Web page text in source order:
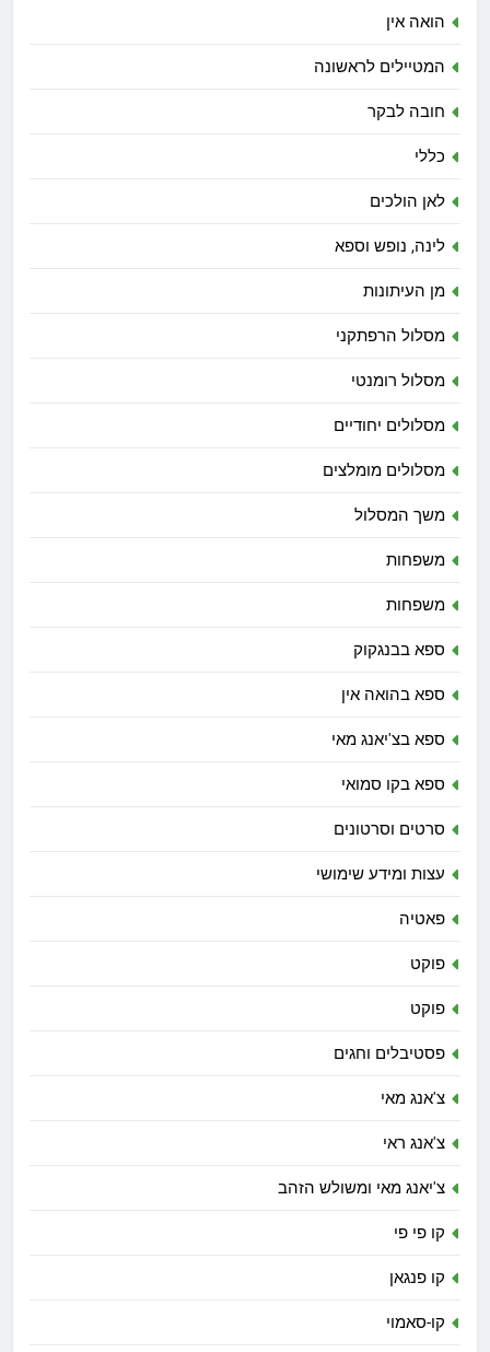
הואה אין
המטיילים לראשונה
חובה לבקר
כללי
לאן הולכים
לינה, נופש וספא
מן העיתונות
מסלול הרפתקני
מסלול רומנטי
מסלולים יחודיים
מסלולים מומלצים
משך המסלול
משפחות
משפחות
ספא בבנגקוק
ספא בהואה אין
ספא בצ'יאנג מאי
ספא בקו סמואי
סרטים וסרטונים
עצות ומידע שימושי
פאטיה
פוקט
פוקט
פסטיבלים וחגים
צ'אנג מאי
צ'אנג ראי
צ'יאנג מאי ומשולש הזהב
קו פי פי
קו פנגאן
קו-סאמוי